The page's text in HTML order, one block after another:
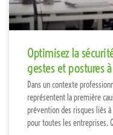
Optimisez la
gestes et postures
Dans un contexte
représentent la première
prévention des risques liés
pour toutes les entreprises.